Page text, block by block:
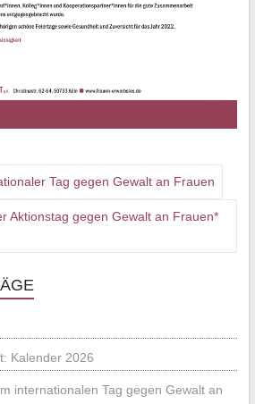
Tag gegen Gewalt an Frauen
Aktionstag gegen Gewalt an Frauen*
Kalender 2026
internationalen Tag gegen Gewalt an